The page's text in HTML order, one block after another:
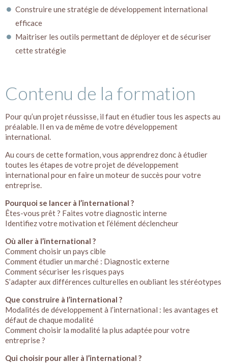
Construire une stratégie de développement international
efficace
Maitriser les outils permettant de déployer et de sécuriser
cette stratégie
Contenu de la formation
Pour qu’un projet réussisse, il faut en étudier tous les aspects au
préalable. Il en va de même de votre développement
international.
Au cours de cette formation, vous apprendrez donc à étudier
toutes les étapes de votre projet de développement
international pour en faire un moteur de succès pour votre
entreprise.
Pourquoi se lancer à l’international ?
Êtes-vous prêt ? Faites votre diagnostic interne
Identifiez votre motivation et l’élément déclencheur
Où aller à l’international ?
Comment choisir un pays cible
Comment étudier un marché : Diagnostic externe
Comment sécuriser les risques pays
S’adapter aux différences culturelles en oubliant les stéréotypes
Que construire à l’international ?
Modalités de développement à l’international : les avantages et
défaut de chaque modalité
Comment choisir la modalité la plus adaptée pour votre
entreprise ?
Qui choisir pour aller à l’international ?